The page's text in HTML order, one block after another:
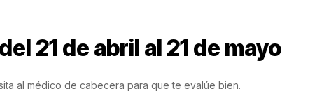
21 de abril al 21 de mayo
al médico de cabecera para que te evalúe bien.